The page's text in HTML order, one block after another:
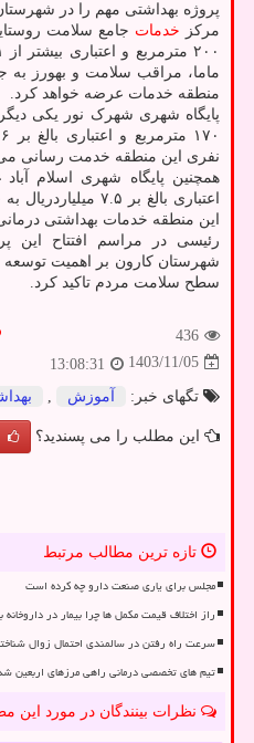
پروژه بهداشتی مهم را در
مرکز خدمات جامع سلامت
منطقه خدمات عرضه خواهد کرد.
پایگاه شهری شهرک نور یکی دیگر
نفری این منطقه خدمت رسانی
این منطقه خدمات بهداشتی
رئیسی در مراسم افتتاح این
شهرستان کارون بر اهمیت توسعه
سطح سلامت مردم تاکید کرد.
436
1403/11/05
13:08:31
تگهای خبر:
آموزش
این مطلب را می پسندید؟
تازه ترین مطالب مرتبط
مجلس برای یاری صنعت دارو چه کرده است
راز اختلاف قیمت مکمل ها چرا بیمار در
سرعت راه رفتن در سالمندی احتمال زوال
تیم های تخصصی درمانی راهی مرزهای اربعین
نظرات بینندگان در مورد این